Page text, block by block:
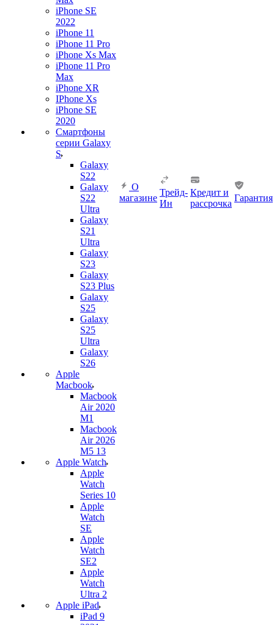
iPhone SE
2022
iPhone 11
iPhone 11 Pro
iPhone Xs Max
iPhone 11 Pro
Max
iPhone XR
IPhone Xs
iPhone SE
2020
Смартфоны
серии Galaxy
S
Galaxy
S22
Galaxy
S22
Ultra
Galaxy
S21
Ultra
Galaxy
S23
Galaxy
S23 Plus
Galaxy
S25
Galaxy
S25
Ultra
Galaxy
S26
Apple
Macbook
Macbook
Air 2020
M1
Macbook
Air 2026
M5 13
Apple Watch
Apple
Watch
Series 10
Apple
Watch
SE
Apple
Watch
SE2
Apple
Watch
Ultra 2
Apple iPad
iPad 9
О
магазине
Трейд-
Ин
Кредит и
рассрочка
Гарантия